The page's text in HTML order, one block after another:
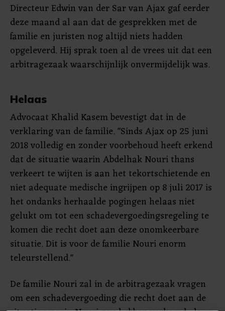
Directeur Edwin van der Sar van Ajax gaf eerder
deze maand al aan dat de gesprekken met de
familie en juristen nog altijd niets hadden
opgeleverd. Hij sprak toen al de vrees uit dat een
arbitragezaak waarschijnlijk onvermijdelijk was.
Helaas
Advocaat Khalid Kasem bevestigt dat in de
verklaring van de familie. "Sinds Ajax op 25 juni
2018 volledig en zonder voorbehoud heeft erkend
dat de situatie waarin Abdelhak Nouri thans
verkeert te wijten is aan het tekortschietende en
niet adequate medische ingrijpen op 8 juli 2017 is
het ondanks herhaalde pogingen helaas niet
gelukt om tot een schadevergoedingsregeling te
komen die recht doet aan deze onomkeerbare
situatie. Dit is voor de familie Nouri enorm
teleurstellend."
De familie Nouri zal in de arbitragezaak vragen
om een schadevergoeding die recht doet aan de